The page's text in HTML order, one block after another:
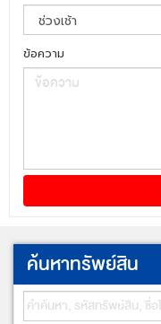
ข้อความ
ค้นหาทรัพย์สิน